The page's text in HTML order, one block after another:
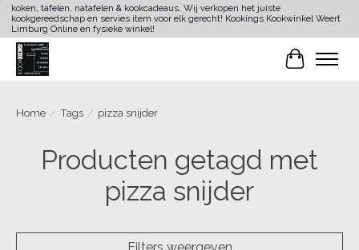
koken, tafelen, natafelen & kookcadeaus. Wij verkopen het juiste
kookgereedschap en servies item voor elk gerecht! Kookings Kookwinkel Weert
Limburg Online en fysieke winkel!
Home / Tags / pizza snijder
Producten getagd met
pizza snijder
Filters weergeven